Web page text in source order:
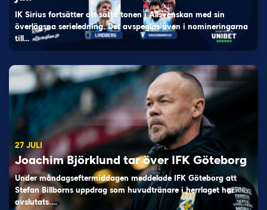
IK Sirius fortsätter att sätta tonen i Allsvenskan med sin
överlägsna serieledning. Det avspeglas även i nomineringarna
till…
27 JULI
Joachim Björklund tar över IFK Göteborg
Under måndagseftermiddagen meddelade IFK Göteborg att
Stefan Billborns uppdrag som huvudtränare i herrlaget har
avslutats.…